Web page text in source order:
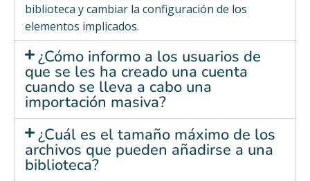
biblioteca y cambiar la configuración de los
elementos implicados.
¿Cómo informo a los usuarios de
que se les ha creado una cuenta
cuando se lleva a cabo una
importación masiva?
¿Cuál es el tamaño máximo de los
archivos que pueden añadirse a una
biblioteca?